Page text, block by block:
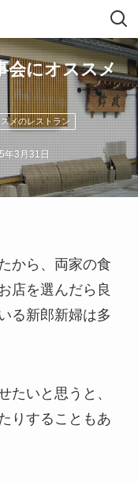
会にオススメ
メのレストラン
年3月31日
から、両家の食
店を選んだら良
る新郎新婦は多
たいと思うと、
りすることもあ